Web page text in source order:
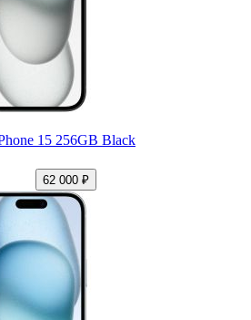
15 256GB Black
62 000 ₽